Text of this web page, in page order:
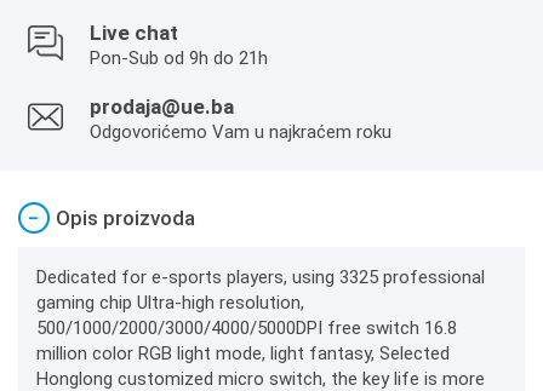
Live chat
Pon-Sub od 9h do 21h
prodaja@ue.ba
Odgovorićemo Vam u najkraćem roku
− Opis proizvoda
Dedicated for e-sports players, using 3325 professional
gaming chip Ultra-high resolution,
500/1000/2000/3000/4000/5000DPI free switch 16.8
million color RGB light mode, light fantasy, Selected
Honglong customized micro switch, the key life is more